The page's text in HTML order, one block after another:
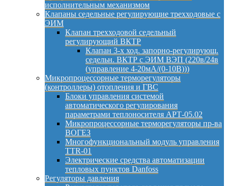
исполнительным механизмом
Клапаны седельные регулирующие трехходовые с
ЭИМ
Клапан трехходовой седельный
регулирующий ВКТР
Клапан 3-х ход. запорно-регулирующ.
седельн. ВКТР с ЭИМ ВЭП (220в/24в
(управление 4-20мА/(0-10В)))
Микропроцессорные терморегуляторы
(контроллеры) отопления и ГВС
Блоки управления системой
автоматического регулирования
параметрами теплоносителя АРТ-05.02
Микропроцессорные терморегуляторы пр-ва
ВОГЕЗ
Многофункциональный модуль управления
TTR-01
Электрические средства автоматизации
тепловых пунктов Danfoss
Регуляторы давления